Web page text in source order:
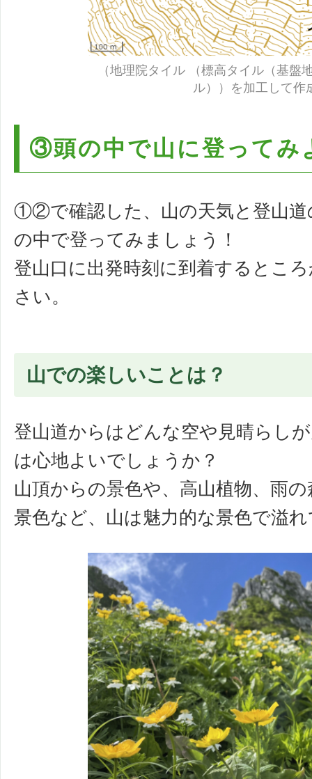
（地理院タイル （標高タイル（基盤
ル））を加工して作
③頭の中で山に登ってみ
①②で確認した、山の天気と登山道
の中で登ってみましょう！
登山口に出発時刻に到着するとこ
さい。
山での楽しいことは？
登山道からはどんな空や見晴らし
は心地よいでしょうか？
山頂からの景色や、高山植物、雨
景色など、山は魅力的な景色で溢